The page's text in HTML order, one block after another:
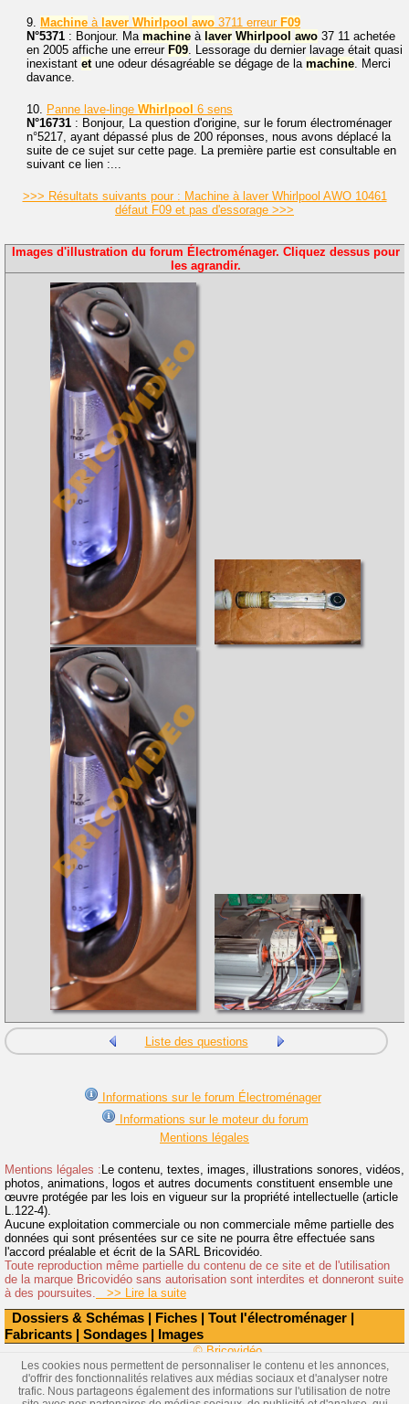
Dossiers & Schémas | Fiches | Tout l'électroménager |
Fabricants | Sondages | Images
9. Machine à laver Whirlpool awo 3711 erreur F09
N°5371 : Bonjour. Ma machine à laver Whirlpool awo 37 11 achetée
en 2005 affiche une erreur F09. Lessorage du dernier lavage était quasi
inexistant etune odeur désagréable se dégage de la machine. Merci
davance.
10. Panne lave-linge Whirlpool 6 sens
N°16731 : Bonjour, La question d'origine, sur le forum électroménager
n°5217, ayant dépassé plus de 200 réponses, nous avons déplacé la
suite de ce sujet sur cette page. La première partie est consultable en
suivant ce lien :...
>>> Résultats suivants pour : Machine à laver Whirlpool AWO 10461
défaut F09 et pas d'essorage >>>
Images d'illustration du forum Électroménager. Cliquez dessus pour
les agrandir.
Liste des questions
Informations sur le forum Électroménager
Informations sur le moteur du forum
Mentions légales
Mentions légales :Le contenu, textes, images, illustrations sonores, vidéos,
photos, animations, logos et autres documents constituent ensemble une
œuvre protégée par les lois en vigueur sur la propriété intellectuelle (article
L.122-4).
Aucune exploitation commerciale ou non commerciale même partielle des
données qui sont présentées sur ce site ne pourra être effectuée sans
l'accord préalable et écrit de la SARL Bricovidéo.
Toute reproduction même partielle du contenu de ce site et de l'utilisation
de la marque Bricovidéo sans autorisation sont interdites et donneront suite
à des poursuites.
>> Lire la suite
© Bricovidéo
Les cookies nous permettent de personnaliser le contenu et les annonces,
d'offrir des fonctionnalités relatives aux médias sociaux et d'analyser notre
trafic. Nous partageons également des informations sur l'utilisation de notre